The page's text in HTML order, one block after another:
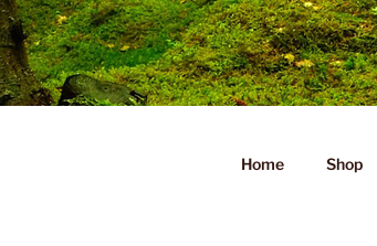
Zum
Inhalt
springen
Wilder Genuss
Home Shop